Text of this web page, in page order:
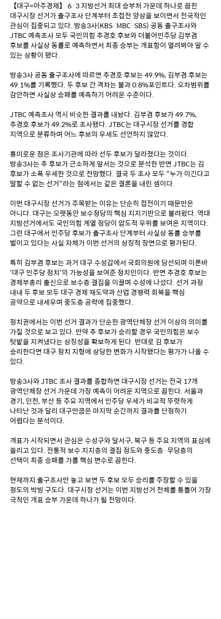
【대구=아주경제】 6·3 지방선거 최대 승부처 가운데 하나로 꼽힌
대구시장 선거가 출구조사 단계부터 초접전 양상을 보이면서 전국적인
관심이 집중되고 있다. 방송3사(KBS·MBC·SBS) 공동 출구조사와
JTBC 예측조사 모두 국민의힘 추경호 후보와 더불어민주당 김부겸
후보를 사실상 동률로 예측하면서 최종 승부는 개표함이 열려봐야 알 수
있는 상황이 됐다.
방송3사 공동 출구조사에 따르면 추경호 후보는 49.9%, 김부겸 후보는
49.1%를 기록했다. 두 후보 간 격차는 불과 0.8%포인트다. 오차범위를
감안하면 사실상 승패를 예측하기 어려운 수준이다.
JTBC 예측조사 역시 비슷한 결과를 내놨다. 김부겸 후보가 49.7%,
추경호 후보가 49.2%로 조사됐다. JTBC는 대구시장 선거를 경합
지역으로 분류하며 어느 후보의 우세도 선언하지 않았다.
흥미로운 점은 조사기관에 따라 선두 후보가 달라졌다는 것이다.
방송3사는 추 후보가 근소하게 앞서는 것으로 분석한 반면 JTBC는 김
후보가 소폭 우세한 것으로 전망했다. 결국 두 조사 모두 "누가 이긴다고
말할 수 없는 선거"라는 점에서는 같은 결론을 내린 셈이다.
이번 대구시장 선거가 주목받는 이유는 단순히 접전이기 때문만은
아니다. 대구는 오랫동안 보수정당의 핵심 지지기반으로 불려왔다. 역대
지방선거에서도 국민의힘 계열 정당이 압도적 우위를 보여온 지역이다.
그런 대구에서 민주당 후보가 출구조사 단계부터 사실상 동률 승부를
벌이고 있다는 사실 자체가 이번 선거의 상징적 장면으로 평가된다.
특히 김부겸 후보는 과거 대구 수성갑에서 국회의원에 당선되며 이른바
'대구 민주당 정치'의 가능성을 보여준 정치인이다. 반면 추경호 후보는
경제부총리 출신으로 보수층 결집을 이끌며 수성에 나섰다. 선거 과정
내내 두 후보 모두 대구 경제 재도약과 산업 경쟁력 회복을 핵심
공약으로 내세우며 중도층 공략에 집중했다.
정치권에서는 이번 선거 결과가 단순한 광역단체장 선거 이상의 의미를
가질 것으로 보고 있다. 만약 추 후보가 승리할 경우 국민의힘은 보수
텃밭을 지켜냈다는 상징성을 확보하게 된다. 반대로 김 후보가
승리한다면 대구 정치 지형에 상당한 변화가 시작됐다는 평가가 나올 수
있다.
방송3사와 JTBC 조사 결과를 종합하면 대구시장 선거는 전국 17개
광역단체장 선거 가운데 가장 예측이 어려운 지역으로 꼽힌다. 서울과
경기, 인천, 부산 등 주요 지역에서 민주당 우세가 비교적 뚜렷하게
나타난 것과 달리 대구만큼은 마지막 순간까지 결과를 단정하기
어렵다는 분석이다.
개표가 시작되면서 관심은 수성구와 달서구, 북구 등 주요 지역의 표심에
쏠리고 있다. 전통적 보수 지지층의 결집 정도와 중도층·무당층의
선택이 최종 승패를 가를 핵심 변수로 꼽힌다.
현재까지 출구조사만 놓고 보면 두 후보 모두 승리를 주장할 수 있을
정도의 박빙 구도다. 대구시장 선거는 이번 지방선거 전체를 통틀어 가장
극적인 개표 승부 가운데 하나가 될 전망이다.